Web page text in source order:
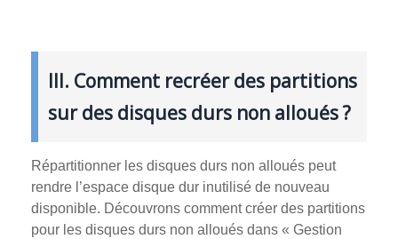
III. Comment recréer des partitions
sur des disques durs non alloués ?
Répartitionner les disques durs non alloués peut
rendre l’espace disque dur inutilisé de nouveau
disponible. Découvrons comment créer des partitions
pour les disques durs non alloués dans « Gestion